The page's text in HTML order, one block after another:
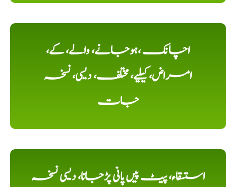
اچانک ،ہوجانے، والے، کے،
امراض، کیلیے، مختلف، دیسی، نسخہ
جات
استسقاء، پیٹ پیں پانی پڑجانا، دیسی نسخہ